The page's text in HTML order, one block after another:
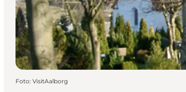
Foto: VisitAalborg